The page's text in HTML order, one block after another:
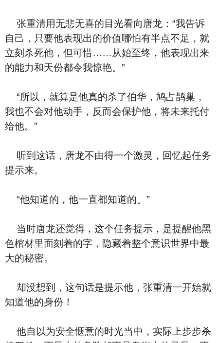
张重清用无悲无喜的目光看向唐龙：“我告诉
自己，只要他表现出的价值哪怕有半点不足，就
立刻杀死他，但可惜……从始至终，他表现出来
的能力和天份都令我惊艳。”
“所以，就算是他真的杀了伯华，鸠占鹊巢，
我也不会对他动手，反而会保护他，将未来托付
给他。”
听到这话，唐龙不由得一个激灵，回忆起任务
提示来。
“他知道的，他一直都知道的。”
当时唐龙还觉得，这个任务提示，是提醒他黑
色棺材里面刻着的字，隐藏着整个意识世界中最
大的秘密。
却没想到，这句话是提示他，张重清一开始就
知道他的身份！
他自以为安全惬意的时光当中，实际上步步杀